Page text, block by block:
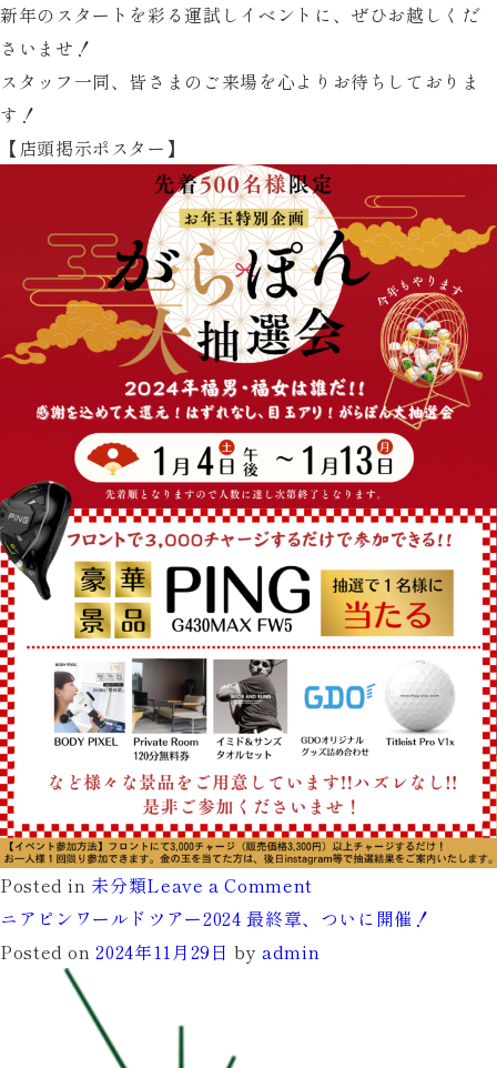
新年のスタートを彩る運試しイベントに、ぜひお越しくだ
さいませ！
スタッフ一同、皆さまのご来場を心よりお待ちしておりま
す！
【店頭掲示ポスター】
Posted in 未分類Leave a Commenton
【2025
年
ニアピンワールドツアー2024 最終章、ついに開催！
Posted on2024年11月29日 byadmin